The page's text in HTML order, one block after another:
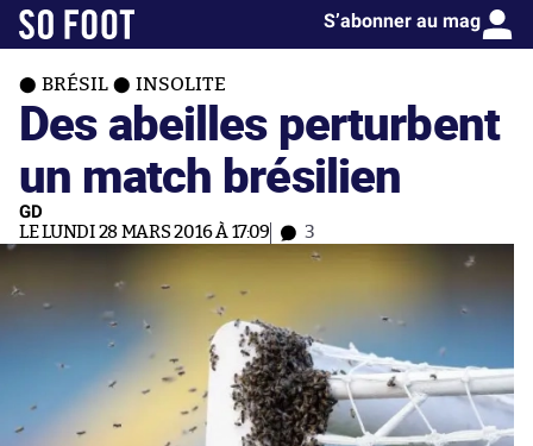
S’abonner au mag
BRÉSIL INSOLITE
Des abeilles perturbent
un match brésilien
GD
LE LUNDI 28 MARS 2016 À 17:09 3